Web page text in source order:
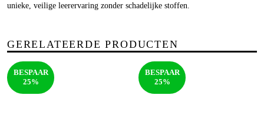
unieke, veilige leerervaring zonder schadelijke stoffen.
GERELATEERDE PRODUCTEN
BESPAAR
25%
BESPAAR
25%